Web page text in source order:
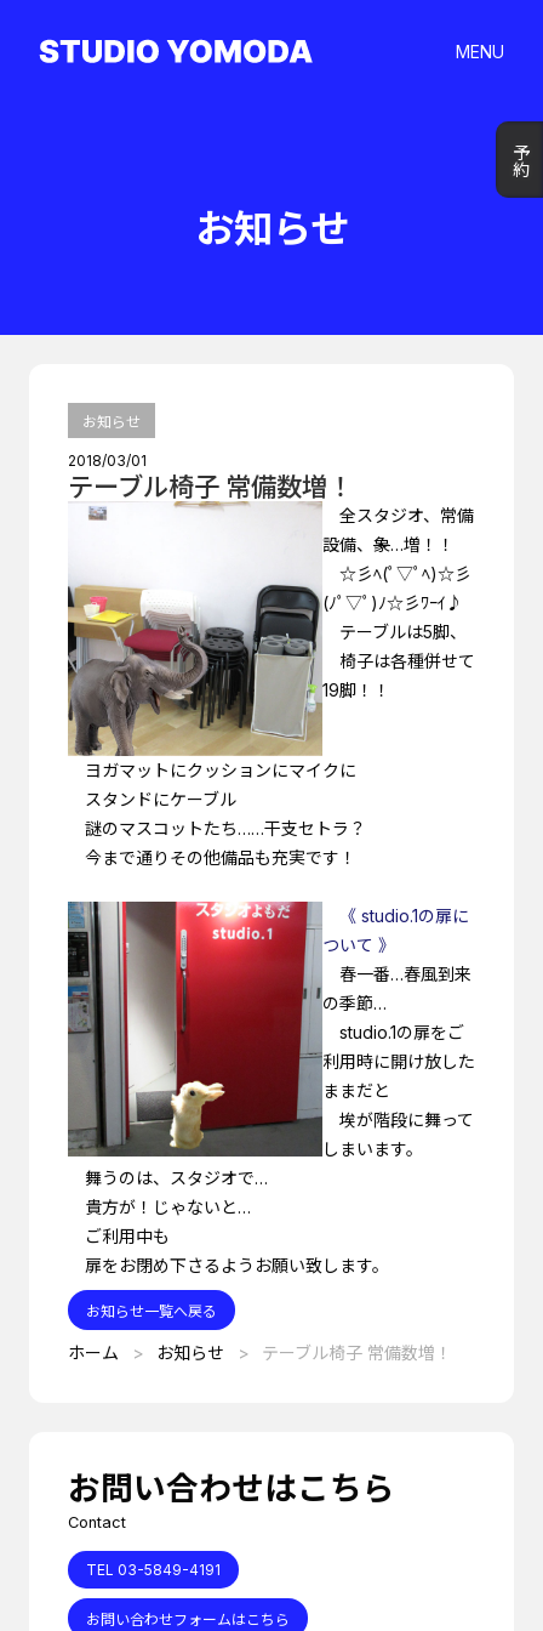
MENU
予約
予約
お知らせ
お知らせ
2018/03/01
テーブル椅子 常備数増！
全スタジオ、常備
設備、 象…増！！
☆彡ﾍ(ﾟ▽ﾟﾍ)☆彡
(ﾉﾟ▽ﾟ)ﾉ☆彡ﾜｰｲ♪
テーブルは5脚、
椅子は各種併せて
19脚！！
ヨガマットにクッションにマイクに
スタンドにケーブル
謎のマスコットたち……干支セトラ？
今まで通りその他備品も充実です！
《 studio.1の扉に
ついて 》
春一番…春風到来
の季節…
studio.1の扉をご
利用時に開け放した
ままだと
埃が階段に舞って
しまいます。
舞うのは、スタジオで…
貴方が！じゃないと…
ご利用中も
扉をお閉め下さるようお願い致します。
お知らせ一覧へ戻る
ホーム お知らせ テーブル椅子 常備数増！
お問い合わせはこちら
Contact
TEL 03-5849-4191
お問い合わせフォームはこちら